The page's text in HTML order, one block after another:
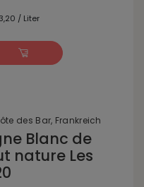
/ Liter
des Bar, Frankreich
Blanc de
nature Les